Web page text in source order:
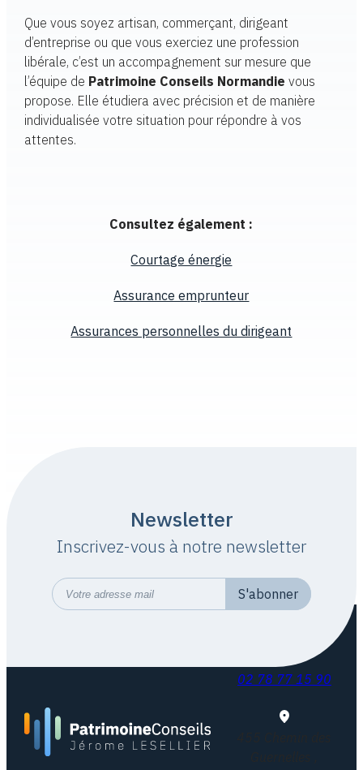
Que vous soyez artisan, commerçant, dirigeant
d’entreprise ou que vous exerciez une profession
libérale, c’est un accompagnement sur mesure que
l’équipe de Patrimoine Conseils Normandie vous
propose. Elle étudiera avec précision et de manière
individualisée votre situation pour répondre à vos
attentes.
Consultez également :
Courtage énergie
Assurance emprunteur
Assurances personnelles du dirigeant
Newsletter
Inscrivez-vous à notre newsletter
02 78 77 15 90